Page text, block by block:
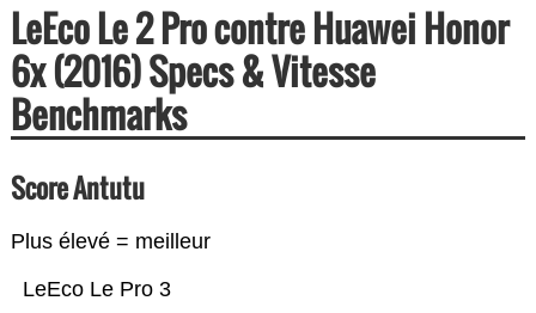
LeEco Le 2 Pro contre Huawei Honor
6x (2016) Specs & Vitesse
Benchmarks
Score Antutu
Plus élevé = meilleur
LeEco Le Pro 3